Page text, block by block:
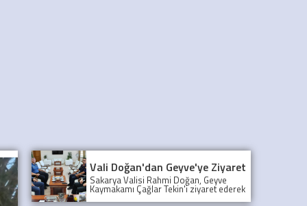
Vali Doğan'dan Geyve'ye Ziyaret
Sakarya Valisi Rahmi Doğan, Geyve
Kaymakamı Çağlar Tekin'i ziyaret ederek
ilçedeki çalışmalar hakkında bilgi aldı.